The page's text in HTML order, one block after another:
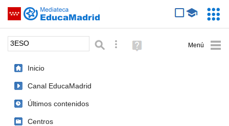
Saltar navegación
Palabra o frase: Búsqueda avanzada
Ayuda
(en
Inicio
Canal EducaMadrid
Últimos contenidos
Centros